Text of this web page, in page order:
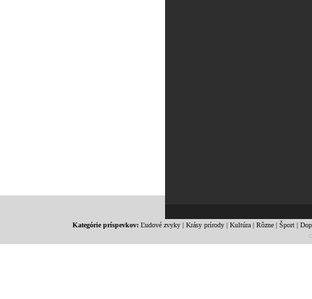
Kategórie príspevkov: Ľudové zvyky| Krásy prírody| Kultúra| Rôzne| Šport|